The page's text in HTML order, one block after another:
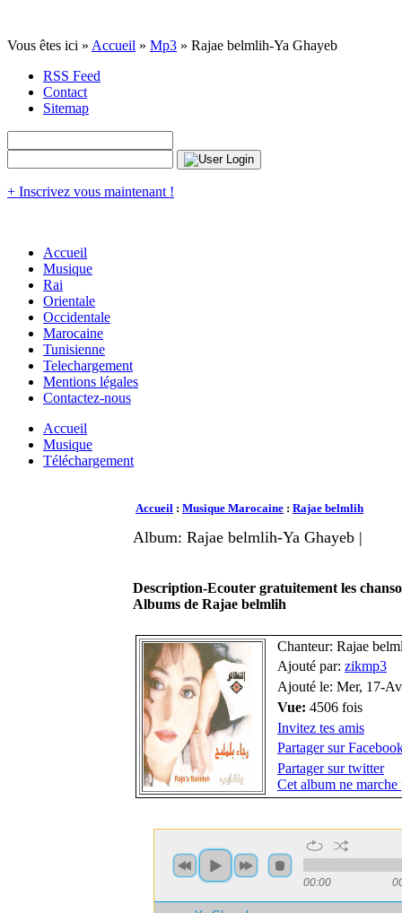
Vous êtes ici » Accueil » Mp3 » Rajae belmlih-Ya Ghayeb
RSS Feed
Contact
Sitemap
+ Inscrivez vous maintenant !
Accueil
Musique
Rai
Orientale
Occidentale
Marocaine
Tunisienne
Telechargement
Mentions légales
Contactez-nous
Accueil
Musique
Téléchargement
Accueil : Musique Marocaine : Rajae belmlih
Album: Rajae belmlih-Ya Ghayeb |
Description-Ecouter gratuitement les
Albums de Rajae belmlih
Chanteur: Rajae
Ajouté par: zikmp3
Ajouté le: Mer, 17-
Vue: 4506 fois
Invitez tes amis
Partager sur
Partager sur twitter
Cet album ne marche